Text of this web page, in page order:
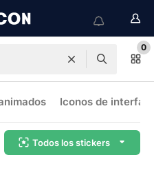
0
Iconos de interfaz
Todos los stickers